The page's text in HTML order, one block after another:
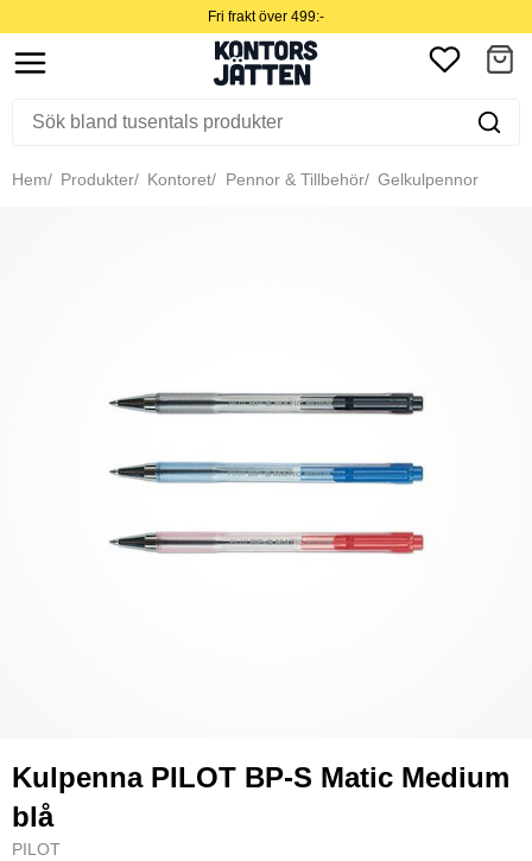
Fri frakt över 499:-
Hem Produkter Kontoret Pennor & Tillbehör Gelkulpennor
Kulpenna PILOT BP-S Matic Medium
blå
PILOT